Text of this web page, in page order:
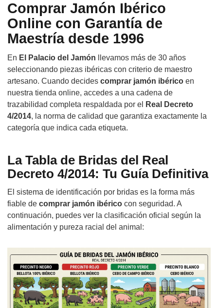
Comprar Jamón Ibérico
Online con Garantía de
Maestría desde 1996
En El Palacio del Jamón llevamos más de 30 años
seleccionando piezas ibéricas con criterio de maestro
artesano. Cuando decides comprar jamón ibérico en
nuestra tienda online, accedes a una cadena de
trazabilidad completa respaldada por el
Real Decreto
4/2014, la norma de calidad que garantiza exactamente la
categoría que indica cada etiqueta.
La Tabla de Bridas del Real
Decreto 4/2014: Tu Guía Definitiva
El sistema de identificación por bridas es la forma más
fiable de comprar jamón ibérico con seguridad. A
continuación, puedes ver la clasificación oficial según la
alimentación y pureza racial del animal: